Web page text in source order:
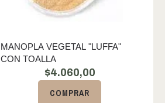
MANOPLA VEGETAL "LUFFA"
CON TOALLA
$4.060,00
COMPRAR